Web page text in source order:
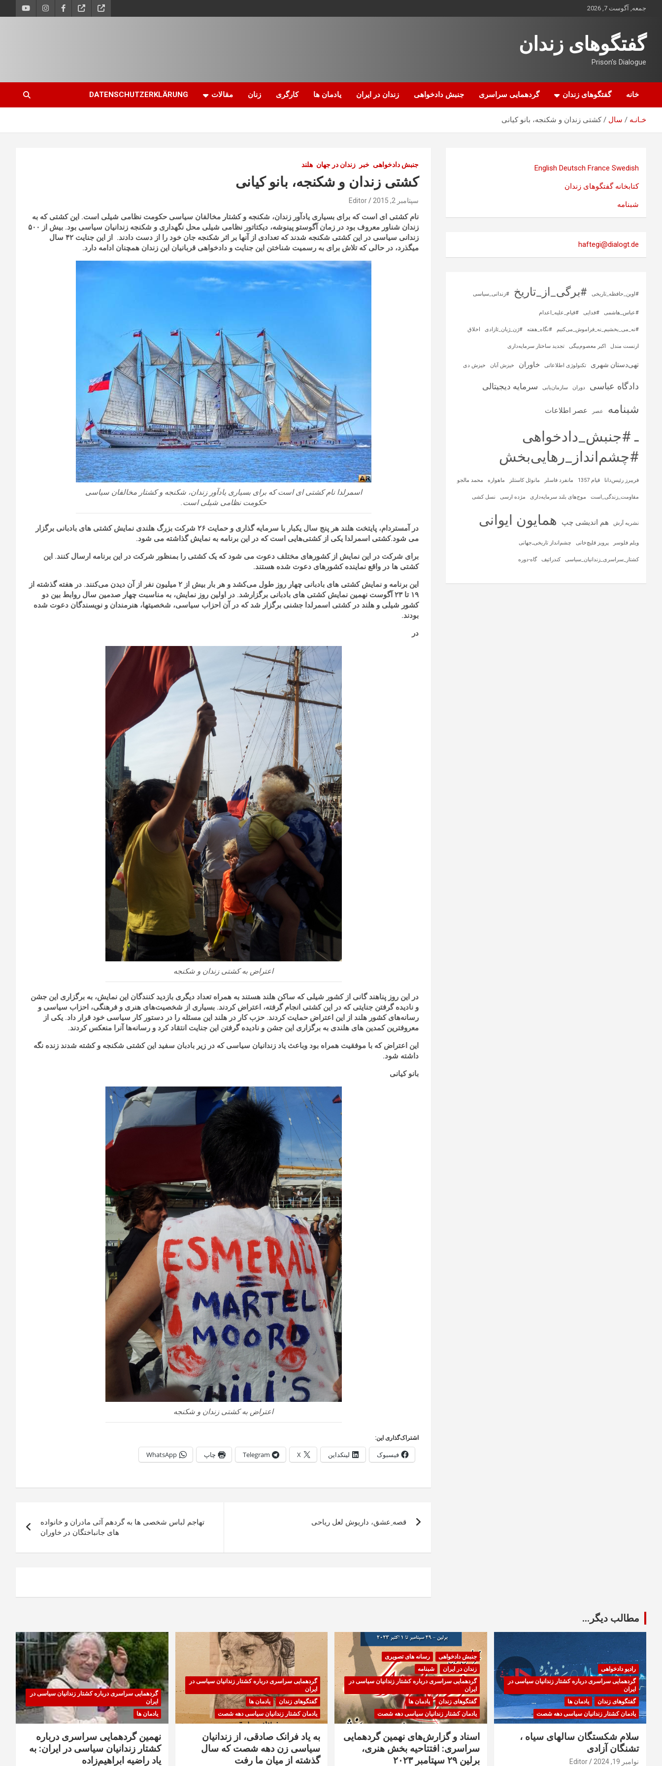
جمعه, آگوست 7, 2026
گفتگوهای زندان
Prison's Dialogue
خانه گفتگوهای زندان گردهمایی سراسری جنبش دادخواهی زندان در ایران یادمان ها کارگری زنان مقالات DATENSCHUTZERKLÄRUNG
خـانـه سال کشتی زندان و شکنجه، بانو کیانی
جنبش دادخواهی خبر زندان در جهان هلند
کشتی زندان و شکنجه، بانو کیانی
سپتامبر 2, 2015 Editor
نام کشتی ای است که برای بسیاری یادآور زندان، شکنجه و کشتار مخالفان سیاسی حکومت نظامی شیلی است. این کشتی که به
زندان شناور معروف بود در زمان آگوستو پینوشه، دیکتاتور نظامی شیلی محل نگهداری و شکنجه زندانیان سیاسی بود. بیش از ۵۰۰
زندانی سیاسی در این کشتی شکنجه شدند که تعدادی از آنها بر اثر شکنجه جان خود را از دست دادند. از این جنایت ۴۲سال
میگذرد، در حالی که تلاش برای به‌‌‌ رسمیت شناختن این جنایت و دادخواهی قربانیان این زندان همچنان ادامه دارد.
اسمرلدا نام کشتی ای است که برای بسیاری یادآور زندان، شکنجه و کشتار مخالفان سیاسی
حکومت نظامی شیلی است.
در آمستردام، پایتخت هلند هر پنج سال یکبار با سرمایه گذاری و حمایت ۲۶شرکت بزرگ هلندی نمایش کشتی های بادبانی برگزار
می شود.کشتی اسمرلدا یکی از کشتی‌هایی است که در این برنامه به نمایش گذاشته می شود.
برای شرکت در این نمایش از کشورهای مختلف دعوت می شود که یک کشتی را بمنظور شرکت در این برنامه ارسال کنند. این
کشتی ها در واقع نماینده کشورهای دعوت شده هستند.
این برنامه و نمایش کشتی های بادبانی چهار روز طول می‌‌کشد و هر بار بیش از ۲میلیون نفر از آن دیدن می‌‌کنند. در هفته گذشته از
۱۹ تا۲۳آگوست نهمین نمایش کشتی های بادبانی برگزارشد. در اولین روز نمایش، به مناسبت چهار صدمین سال روابط بین دو
کشور شیلی و هلند در کشتی اسمرلدا جشنی برگزار شد که در آن احزاب سیاسی، شخصیتها، هنرمندان و نویسندگان دعوت شده
بودند.
در
اعتراض به کشتی زندان و شکنجه
در این روز پناهند گانی از کشور شیلی که ساکن هلند هستند به همراه تعداد دیگری بازدید کنندگان این نمایش، به برگزاری این جشن
و نادیده گرفتن جنایتی که در این کشتی انجام گرفته، اعتراض کردند. بسیاری از شخصیت‌های هنری و فرهنگی‌، احزاب سیاسی و
رسانه‌های کشور هلند از این اعتراض حمایت کردند. حزب کار در هلند این مسئله را در دستور کار سیاسی خود قرار داد. یکی از
معروفترین کمدین های هلندی به برگزاری این جشن و نادیده گرفتن این جنایت انتقاد کرد و رسانه‌ها آنرا منعکس کردند.
این اعتراض که با موفقیت همراه بود وباعث یاد زندانیان سیاسی که در زیر بادبان سفید این کشتی شکنجه و کشته شدند زنده نگه
داشته شود.
بانو کیانی
اعتراض به کشتی زندان و شکنجه
اشتراک‌گذاری این:
فیسبوک لینکداین X
Telegram چاپ WhatsApp
نوشته
قصه ِعشق، داریوش لعل ریاحی
تهاجم لباس شخصی ها به گردهم آئی مادران و خانواده
های جانباختگان در خاوران
English Deutsch France Swedish
کتابخانه گفتگوهای زندان
شبنامه
haftegi@dialogt.de
#اوین_حافظه_تاریخی #برگی_از_تاریخ #زندانی_سیاسی
#عباس_هاشمی #فدایی #قیام_علیه_اعدام
#نه_می_بخشیم_نه_فراموش_می‌کنیم #نگاه_هفته #ژن_ژیان_ئازادی اخلاق
ارنست مندل اکبر معصوم‌بیگی تجدید ساختار سرمایه‌داری
تهی‌دستان شهری تکنولوژی اطلاعاتی خاوران خیزش آبان خیزش دی
دادگاه عباسی دوران سازمان‌یابی سرمایه‌ دیجیتالی
شبنامه عصر عصر اطلاعات
ـ #جنبش_دادخواهی
#چشم‌انداز_رهایی‌بخش
فریبرز رئیس‌دانا قیام 1357 مانفرد فاسلر مانوئل کاستلز ماهواره‌ محمد مالجو
مقاومت_زندگی_است موج‌های بلند سرمایه‌داری مژده ارسی نسل کشی
نشریه آرش هم اندیشی چپ همایون ایوانی
ویلم فلوسر پرویز قلیچ‌خانی چشم‌انداز تاریخی‌ـ‌جهانی
کشتار_سراسری_زندانیان_سیاسی کندراتیف گاه-دوره
مطالب دیگر...
رادیو دادخواهی
گردهمایی سراسری درباره کشتار زندانیان سیاسی در
ایران
گفتگوهای زندان
یادمان ها
یادمان کشتار زندانیان سیاسی دهه شصت
سلام شکستگان سالهای سیاه ،
تشنگان آزادی
نوامبر 19, 2024 Editor
جنبش دادخواهی
رسانه های تصویری
زندان در ایران
شبنامه
گردهمایی سراسری درباره کشتار زندانیان سیاسی در
ایران
گفتگوهای زندان
یادمان ها
یادمان کشتار زندانیان سیاسی دهه شصت
اسناد و گزارش‌های نهمین گردهمایی
سراسری: افتتاحیه بخش هنری،
برلین ۲۹ سپتامبر ۲۰۲۳
گردهمایی سراسری درباره کشتار زندانیان سیاسی در
ایران
گفتگوهای زندان
یادمان ها
یادمان کشتار زندانیان سیاسی دهه شصت
به یاد فرانک صادقی، از زندانیان
سیاسی زن دهه شصت که سال
گذشته از میان ما رفت
گردهمایی سراسری درباره کشتار زندانیان سیاسی در
ایران
یادمان ها
نهمین گردهمایی سراسری درباره
کشتار زندانیان سیاسی در ایران: به
یاد راضیه ابراهیم‌زاده